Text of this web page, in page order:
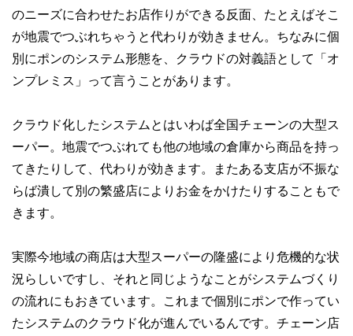
のニーズに合わせたお店作りができる反面、たとえばそこ
が地震でつぶれちゃうと代わりが効きません。ちなみに個
別にポンのシステム形態を、クラウドの対義語として「オ
ンプレミス」って言うことがあります。
クラウド化したシステムとはいわば全国チェーンの大型ス
ーパー。地震でつぶれても他の地域の倉庫から商品を持っ
てきたりして、代わりが効きます。またある支店が不振な
らば潰して別の繁盛店によりお金をかけたりすることもで
きます。
実際今地域の商店は大型スーパーの隆盛により危機的な状
況らしいですし、それと同じようなことがシステムづくり
の流れにもおきています。これまで個別にポンで作ってい
たシステムのクラウド化が進んでいるんです。チェーン店